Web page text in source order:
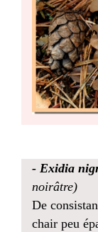
- Exidia
noirâtre)
De
chair peu